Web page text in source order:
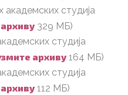
академских студија
329 МБ)
студија
архиву164 МБ)
студија
112 МБ)